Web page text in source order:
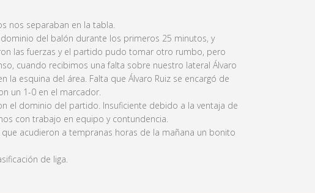
nos separaban en la tabla.
del balón durante los primeros 25 minutos, y
las fuerzas y el partido pudo tomar otro rumbo, pero
cuando recibimos una falta sobre nuestro lateral Álvaro
esquina del área. Falta que Álvaro Ruiz se encargó de
un 1-0 en el marcador.
el dominio del partido. Insuficiente debido a la ventaja de
con trabajo en equipo y contundencia.
acudieron a tempranas horas de la mañana un bonito
de liga.